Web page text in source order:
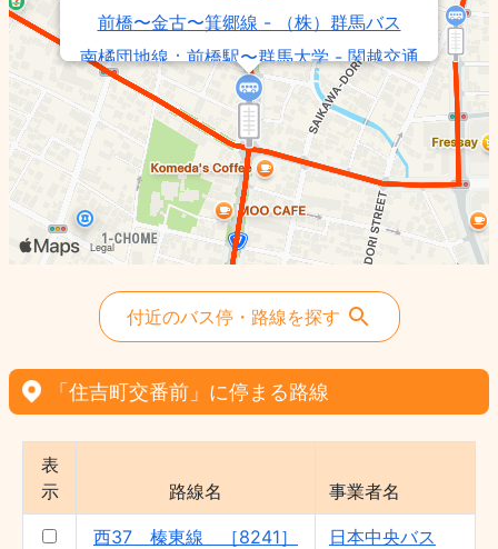
前橋〜金古〜箕郷線 - （株）群馬バス
南橘団地線：前橋駅〜群馬大学 - 関越交通
（株）
西33 榛東線 ［8231］ - 日本中央バス
（株）
前橋線：前橋行循環 - 関越交通（株）
西35 榛東線 ［8238］ - 日本中央バス
（株）
西34 榛東線 ［8234］ - 日本中央バス
沼田駅〜関越道〜群大病院線 - 関越交通
西36 榛東線 ［8240］ - 日本中央バス
（株）
（株）
緑が丘線：前橋駅〜総合SC - 関越交通
西37 榛東線 ［8242］ - 日本中央バス
付近のバス停・路線を探す
「住吉町交番前」に停まる路線
表
示
路線名 事業者名
西37 榛東線 ［8241］
日本中央バス